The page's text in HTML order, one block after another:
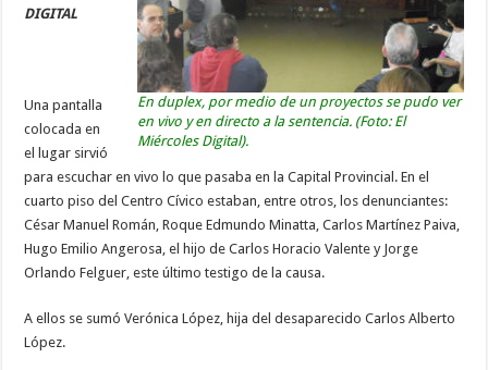
En duplex, por medio de un proyectos se pudo ver
en vivo y en directo a la sentencia. (Foto: El
Miércoles Digital).
DIGITAL
Una pantalla
colocada en
el lugar sirvió
para escuchar en vivo lo que pasaba en la Capital Provincial. En el
cuarto piso del Centro Cívico estaban, entre otros, los denunciantes:
César Manuel Román, Roque Edmundo Minatta, Carlos Martínez Paiva,
Hugo Emilio Angerosa, el hijo de Carlos Horacio Valente y Jorge
Orlando Felguer, este último testigo de la causa.
A ellos se sumó Verónica López, hija del desaparecido Carlos Alberto
López.